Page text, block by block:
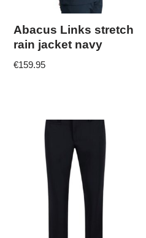
Abacus Links stretch
rain jacket navy
€159.95